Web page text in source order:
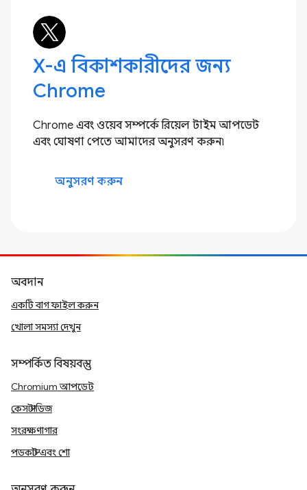
X-এ বিকাশকারীদের জন্য
Chrome
Chrome এবং ওয়েব সম্পর্কে রিয়েল টাইম আপডেট
এবং ঘোষণা পেতে আমাদের অনুসরণ করুন৷
অনুসরণ করুন
অবদান
একটি বাগ ফাইল করুন
খোলা সমস্যা দেখুন
সম্পর্কিত বিষয়বস্তু
Chromium আপডেট
কেস স্টাডিজ
সংরক্ষণাগার
পডকাস্ট এবং শো